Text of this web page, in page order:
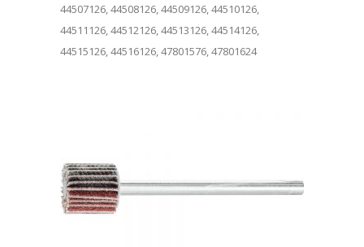
44507126, 44508126, 44509126, 44510126,
44511126, 44512126, 44513126, 44514126,
44515126, 44516126, 47801576, 47801624